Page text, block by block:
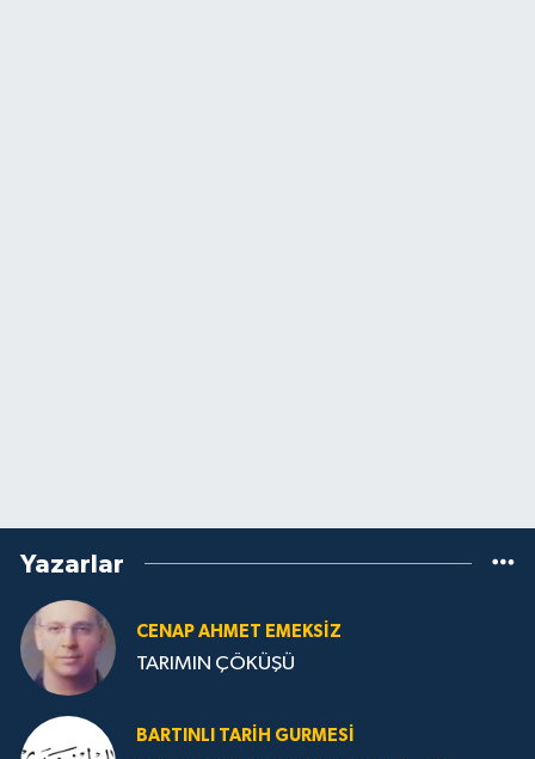
Yazarlar
CENAP AHMET EMEKSİZ
TARIMIN ÇÖKÜŞÜ
BARTINLI TARIH GURMESI